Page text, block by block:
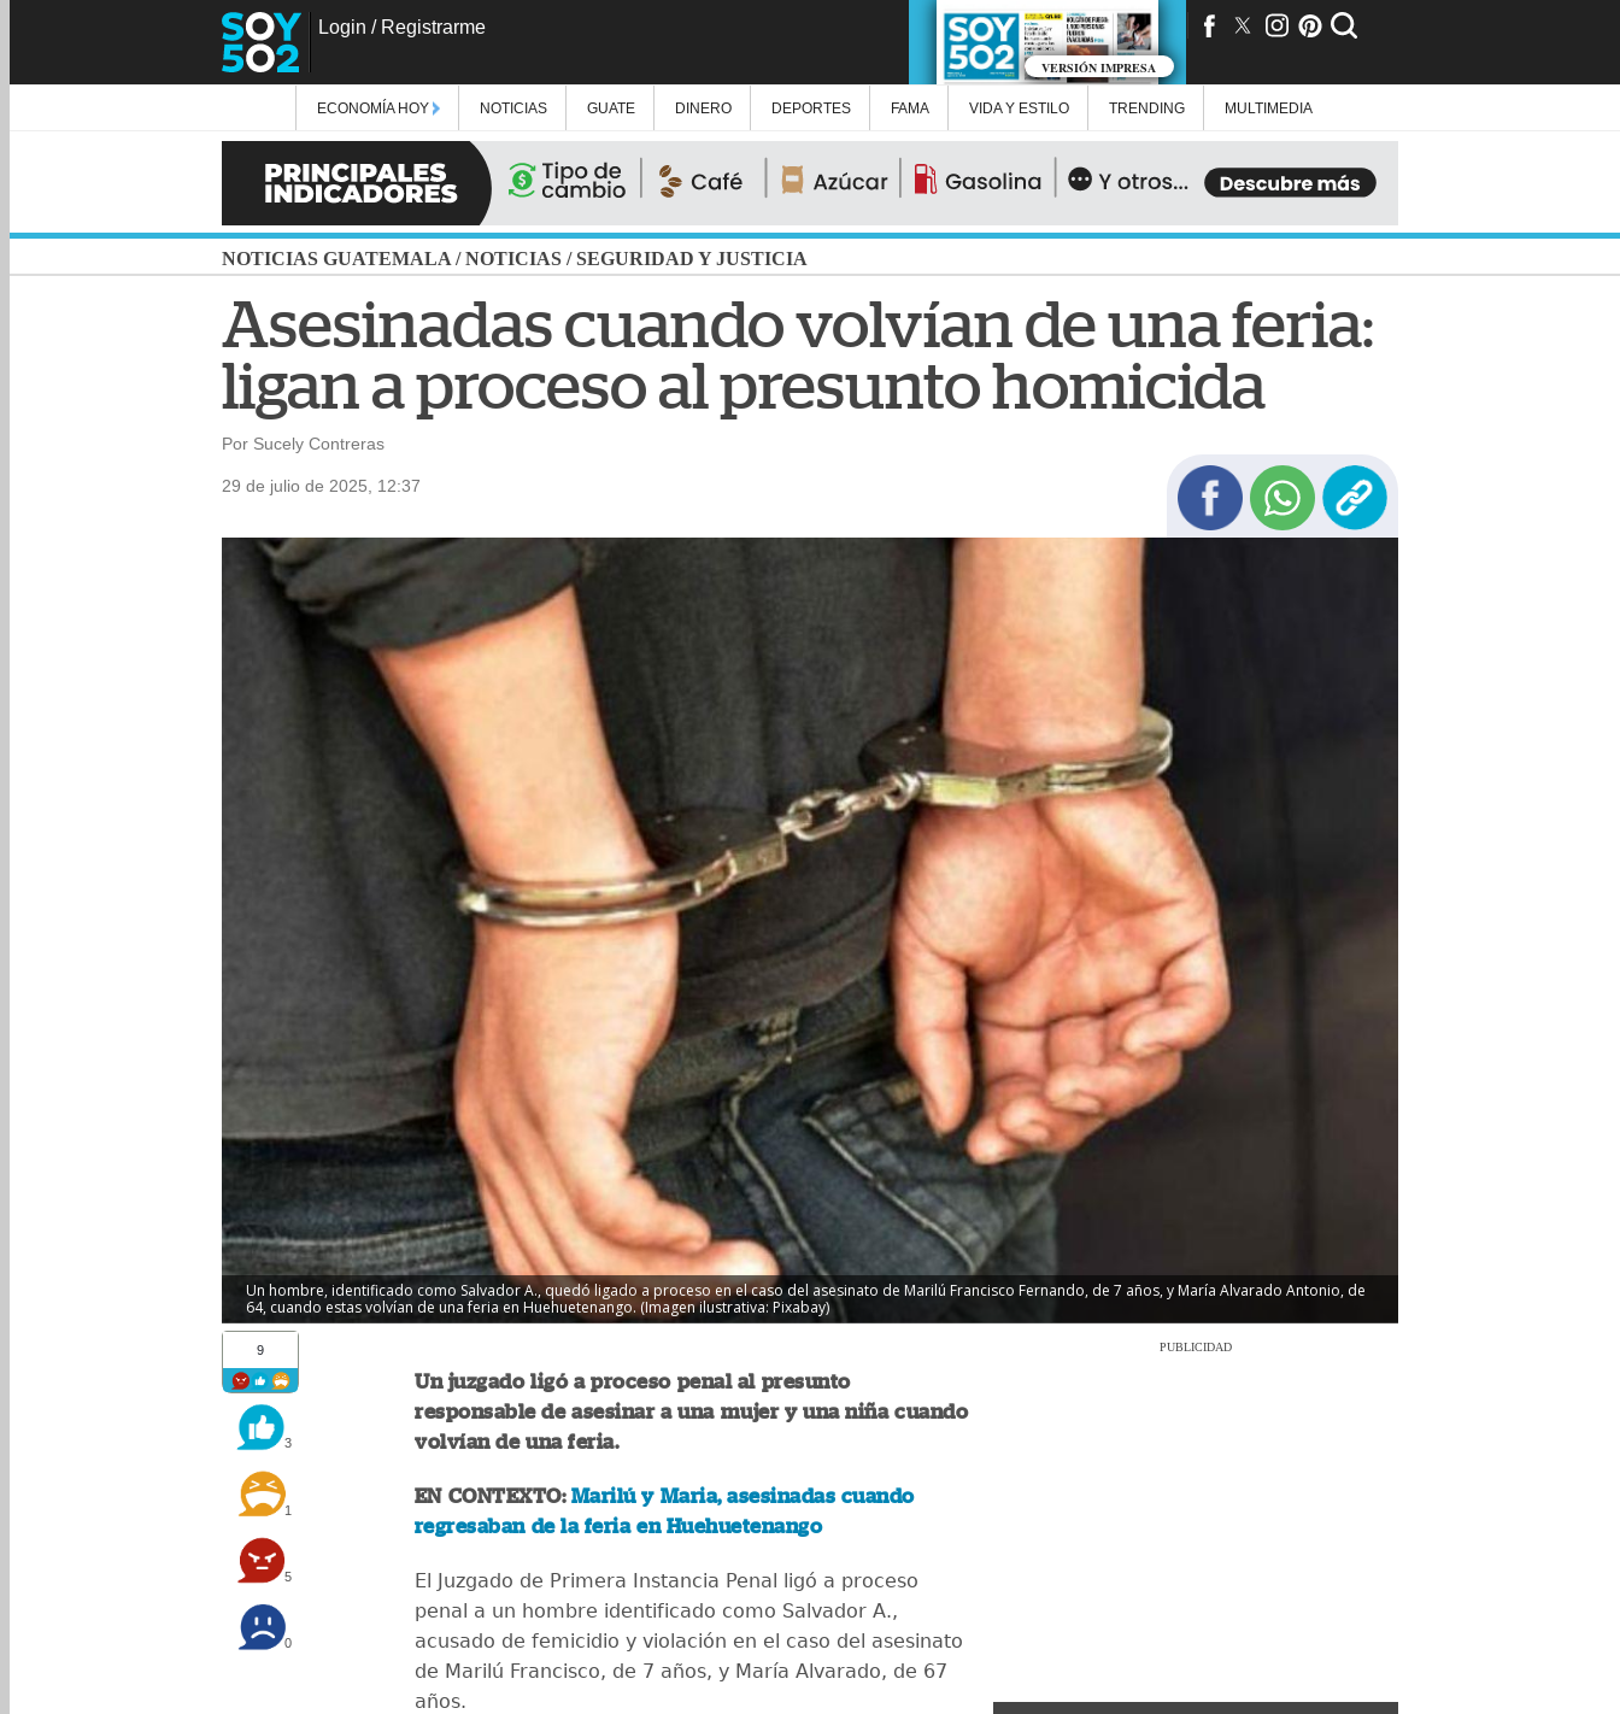
Login / Registrarme
VERSIÓN IMPRESA
ECONOMÍA HOY NOTICIAS GUATE DINERO DEPORTES FAMA VIDA Y ESTILO TRENDING MULTIMEDIA
NOTICIAS GUATEMALA /NOTICIAS /SEGURIDAD Y JUSTICIA
Asesinadas cuando volvían de una feria:
ligan a proceso al presunto homicida
Por Sucely Contreras
29 de julio de 2025, 12:37
Un hombre, identificado como Salvador A., quedó ligado a proceso en el caso del asesinato de Marilú Francisco Fernando, de 7 años, y María Alvarado Antonio, de
64, cuando estas volvían de una feria en Huehuetenango. (Imagen ilustrativa: Pixabay)
9
3
1
5
0
Un juzgado ligó a proceso penal al presunto
responsable de asesinar a una mujer y una niña cuando
volvían de una feria.
EN CONTEXTO: Marilú y Maria, asesinadas cuando
regresaban de la feria en Huehuetenango
El Juzgado de Primera Instancia Penal ligó a proceso
penal a un hombre identificado como Salvador A.,
acusado de femicidio y violación en el caso del asesinato
de Marilú Francisco, de 7 años, y María Alvarado, de 67
años.
PUBLICIDAD